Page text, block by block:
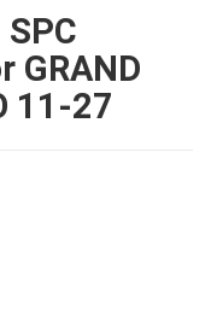
GRAND
11-27